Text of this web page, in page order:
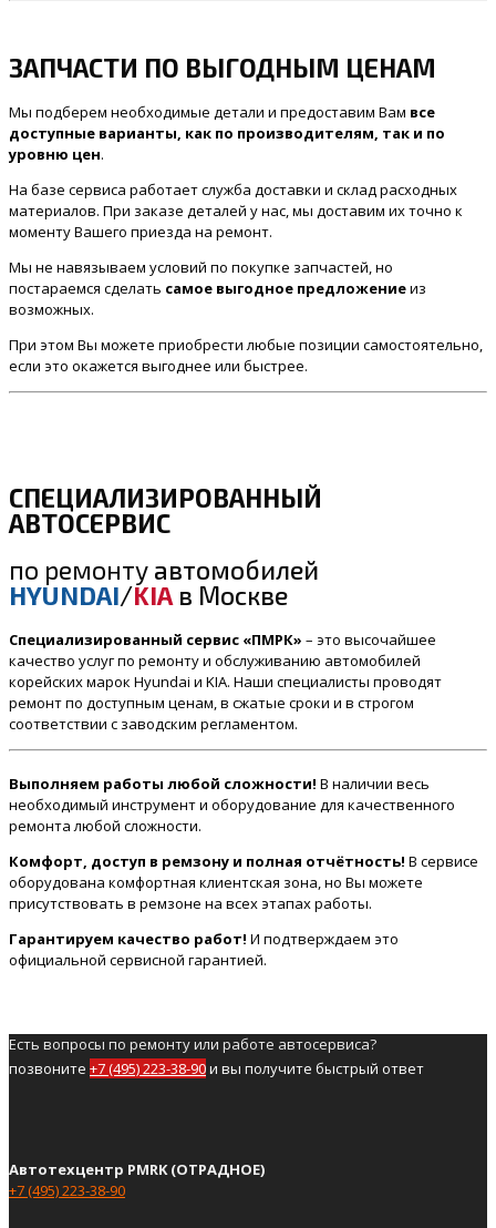
ЗАПЧАСТИ ПО ВЫГОДНЫМ ЦЕНАМ
Мы подберем необходимые детали и предоставим Вам все
доступные варианты, как по производителям, так и по
уровню цен.
На базе сервиса работает служба доставки и склад расходных
материалов. При заказе деталей у нас, мы доставим их точно к
моменту Вашего приезда на ремонт.
Мы не навязываем условий по покупке запчастей, но
постараемся сделать самое выгодное предложениеиз
возможных.
При этом Вы можете приобрести любые позиции самостоятельно,
если это окажется выгоднее или быстрее.
СПЕЦИАЛИЗИРОВАННЫЙ
АВТОСЕРВИС
по ремонту автомобилей
HYUNDAI/KIA в Москве
Специализированный сервис «ПМРК» – это высочайшее
качество услуг по ремонту и обслуживанию автомобилей
корейских марок Hyundai и KIA. Наши специалисты проводят
ремонт по доступным ценам, в сжатые сроки и в строгом
соответствии с заводским регламентом.
Выполняем работы любой сложности! В наличии весь
необходимый инструмент и оборудование для качественного
ремонта любой сложности.
Комфорт, доступ в ремзону и полная отчётность! В сервисе
оборудована комфортная клиентская зона, но Вы можете
присутствовать в ремзоне на всех этапах работы.
Гарантируем качество работ! И подтверждаем это
официальной сервисной гарантией.
Есть вопросы по ремонту или работе автосервиса?
позвоните +7 (495) 223-38-90и вы получите быстрый ответ
Автотехцентр PMRK (ОТРАДНОЕ)
+7 (495) 223-38-90